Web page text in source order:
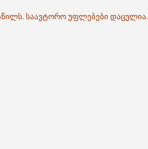
საავტორო უფლებები დაცულია.